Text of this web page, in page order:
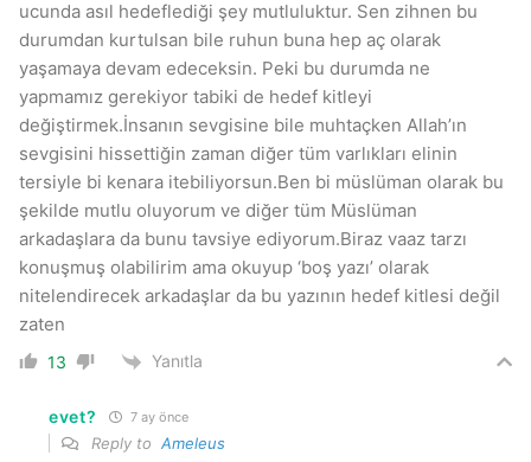
ucunda asıl hedeflediği şey mutluluktur. Sen zihnen bu
durumdan kurtulsan bile ruhun buna hep aç olarak
yaşamaya devam edeceksin. Peki bu durumda ne
yapmamız gerekiyor tabiki de hedef kitleyi
değiştirmek.İnsanın sevgisine bile muhtaçken Allah’ın
sevgisini hissettiğin zaman diğer tüm varlıkları elinin
tersiyle bi kenara itebiliyorsun.Ben bi müslüman olarak bu
şekilde mutlu oluyorum ve diğer tüm Müslüman
arkadaşlara da bunu tavsiye ediyorum.Biraz vaaz tarzı
konuşmuş olabilirim ama okuyup ‘boş yazı’ olarak
nitelendirecek arkadaşlar da bu yazının hedef kitlesi değil
zaten
13 Yanıtla
evet? 7 ay önce
Reply to Ameleus